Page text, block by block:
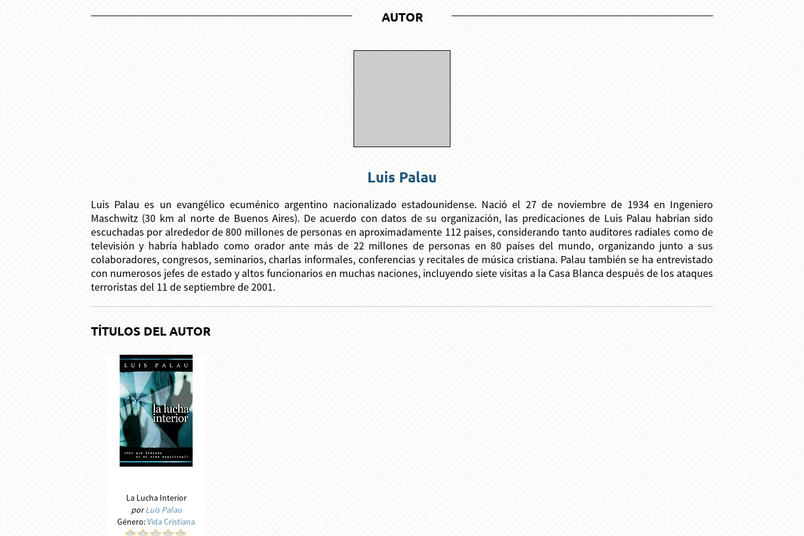
AUTOR
Luis Palau
Luis Palau es un evangélico ecuménico argentino nacionalizado estadounidense. Nació el 27 de noviembre de 1934 en Ingeniero
Maschwitz (30 km al norte de Buenos Aires). De acuerdo con datos de su organización, las predicaciones de Luis Palau habrían sido
escuchadas por alrededor de 800 millones de personas en aproximadamente 112 países, considerando tanto auditores radiales como de
televisión y habría hablado como orador ante más de 22 millones de personas en 80 países del mundo, organizando junto a sus
colaboradores, congresos, seminarios, charlas informales, conferencias y recitales de música cristiana. Palau también se ha entrevistado
con numerosos jefes de estado y altos funcionarios en muchas naciones, incluyendo siete visitas a la Casa Blanca después de los ataques
terroristas del 11 de septiembre de 2001.
TÍTULOS DEL AUTOR
La Lucha Interior
porLuis Palau
Género:Vida Cristiana